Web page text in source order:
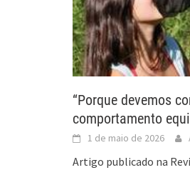
“Porque devemos
comportamento
1 de maio de 2026
Artigo publicado na